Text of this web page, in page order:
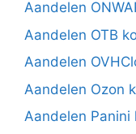
Aandelen
Aandelen OTB
Aandelen
Aandelen Ozon
Aandelen Panini